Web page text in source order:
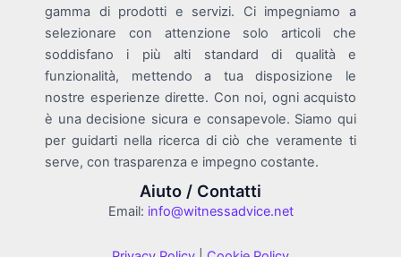
gamma di prodotti e servizi. Ci impegniamo a
selezionare con attenzione solo articoli che
soddisfano i più alti standard di qualità e
funzionalità, mettendo a tua disposizione le
nostre esperienze dirette. Con noi, ogni acquisto
è una decisione sicura e consapevole. Siamo qui
per guidarti nella ricerca di ciò che veramente ti
serve, con trasparenza e impegno costante.
Aiuto / Contatti
Email: info@witnessadvice.net